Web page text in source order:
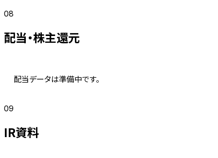
08
配当・株主還元
配当データは準備中です。
09
IR資料